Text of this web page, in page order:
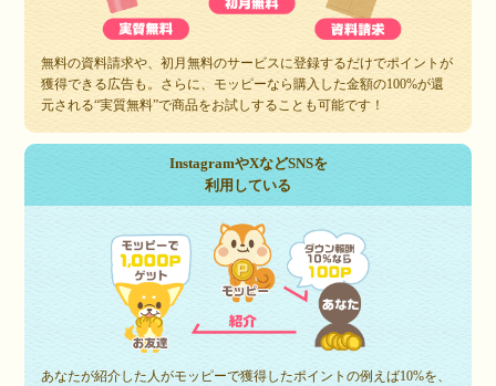
無料の資料請求や、初月無料のサービスに登録するだけでポイントが
獲得できる広告も。さらに、モッピーなら購入した金額の100%が還
元される“実質無料”で商品をお試しすることも可能です！
InstagramやXなどSNSを
利用している
あなたが紹介した人がモッピーで獲得したポイントの例えば10%を、